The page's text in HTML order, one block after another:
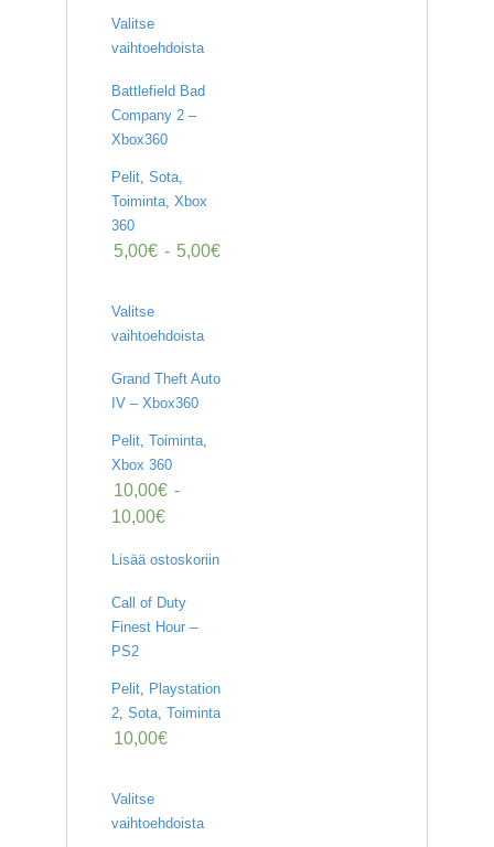
Valitse
vaihtoehdoista
Battlefield Bad
Company 2 –
Xbox360
Pelit, Sota,
Toiminta, Xbox
360
5,00€ - 5,00€
Valitse
vaihtoehdoista
Grand Theft Auto
IV – Xbox360
Pelit, Toiminta,
Xbox 360
10,00€ -
10,00€
Lisää ostoskoriin
Call of Duty
Finest Hour –
PS2
Pelit, Playstation
2, Sota, Toiminta
10,00€
Valitse
vaihtoehdoista